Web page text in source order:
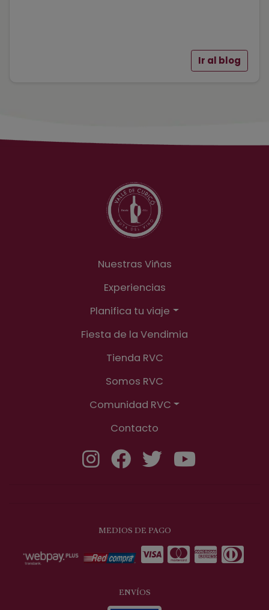
Ir al blog
Nuestras Viñas
Experiencias
Planifica tu viaje
Fiesta de la Vendimia
Tienda RVC
Somos RVC
Comunidad RVC
Contacto
MEDIOS DE PAGO
ENVÍOS